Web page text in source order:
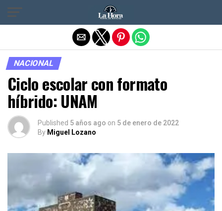
NACIONAL
Ciclo escolar con formato
híbrido: UNAM
Published 5 años ago on 5 de enero de 2022
By Miguel Lozano
Salir de la versión móvil